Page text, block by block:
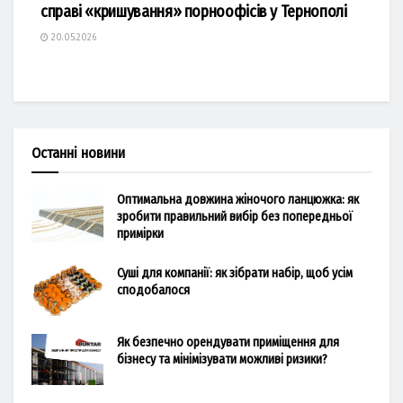
справі «кришування» порноофісів у Тернополі
20.05.2026
Останні новини
Оптимальна довжина жіночого ланцюжка: як
зробити правильний вибір без попередньої
примірки
Суші для компанії: як зібрати набір, щоб усім
сподобалося
Як безпечно орендувати приміщення для
бізнесу та мінімізувати можливі ризики?